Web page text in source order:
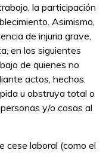
la participación
Asimismo,
de injuria grave,
en los siguientes
de quienes no
actos, hechos,
u obstruya total o
y/o cosas al
cese laboral (como el